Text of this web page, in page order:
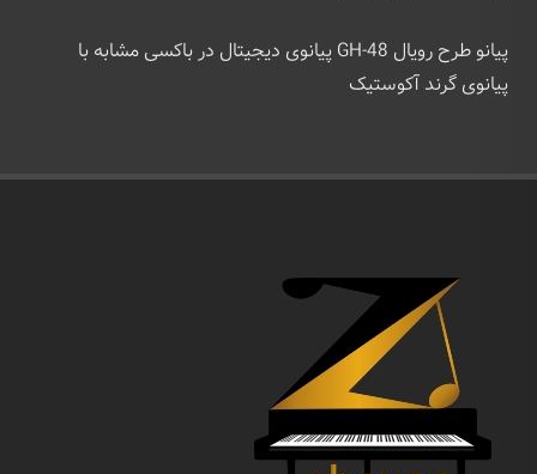
پیانو طرح رویال GH-48 پیانوی دیجیتال در باکسی مشابه با
پیانوی گرند آکوستیک